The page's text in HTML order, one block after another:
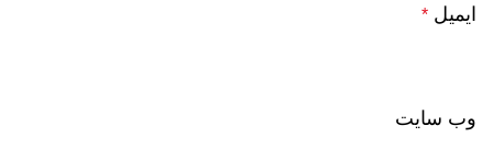
ایمیل *
وب‌ سایت